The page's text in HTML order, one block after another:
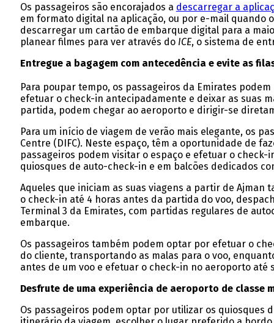
Os passageiros são encorajados a descarregar a
em formato digital na aplicação, ou por e-mail quando
descarregar um cartão de embarque digital para a
planear filmes para ver através do ICE, o sistema de
Entregue a bagagem com antecedência e evite as
Para poupar tempo, os passageiros da Emirates
efetuar o check-in antecipadamente e deixar as suas
partida, podem chegar ao aeroporto e dirigir-se
Para um início de viagem de verão mais elegante, os
Centre (DIFC). Neste espaço, têm a oportunidade de
passageiros podem visitar o espaço e efetuar o
quiosques de auto-check-in e em balcões dedicados
Aqueles que iniciam as suas viagens a partir de
o check-in até 4 horas antes da partida do voo,
Terminal 3 da Emirates, com partidas regulares de
embarque.
Os passageiros também podem optar por efetuar o
do cliente, transportando as malas para o voo,
antes de um voo e efetuar o check-in no aeroporto até
Desfrute de uma experiência de aeroporto de classe
Os passageiros podem optar por utilizar os quiosques